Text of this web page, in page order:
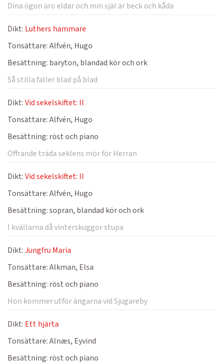
Dina ögon äro eldar och min själ är beck och kåda
Dikt: Luthers hammare
Tonsättare:Alfvén, Hugo
Besättning: baryton, blandad kör och ork
Så stilla faller blad på blad
Dikt:Vid sekelskiftet: II
Tonsättare:Alfvén, Hugo
Besättning: röst och piano
Offrande träda seklens mör för Herran
Dikt:Vid sekelskiftet: II
Tonsättare:Alfvén, Hugo
Besättning:sopran, blandad kör och ork
I kvällarna då vinterskuggor stupa
Dikt:Jungfru Maria
Tonsättare:Alkman, Elsa
Besättning: röst och piano
Hon kommer utför ängarna vid Sjugareby
Dikt: Ett hjärta
Tonsättare:Alnæs, Eyvind
Besättning: röst och piano